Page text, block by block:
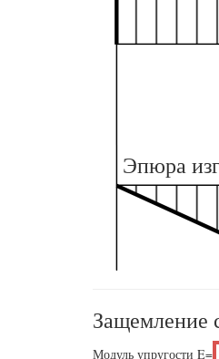
Эпюра
Защемление
Модуль упругости E=